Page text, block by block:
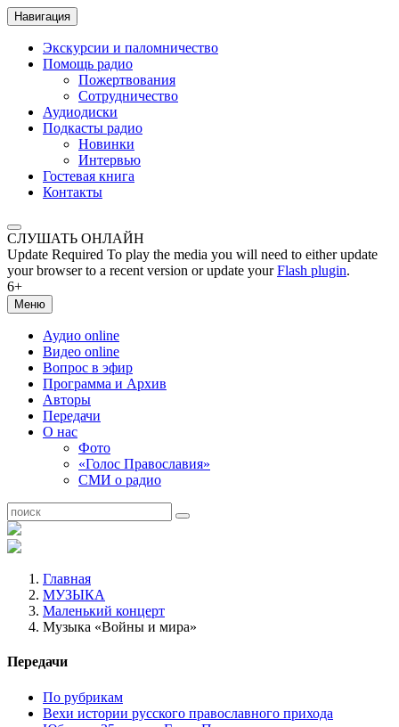
Навигация
Экскурсии и паломничество
Помощь радио
Пожертвования
Сотрудничество
Аудиодиски
Подкасты радио
Новинки
Интервью
Гостевая книга
Контакты
СЛУШАТЬ ОНЛАЙН
Update Required To play the media you will need to either update
your browser to a recent version or update yourFlash plugin.
6+
Меню
Аудио online
Видео online
Вопрос в эфир
Программа и Архив
Авторы
Передачи
О нас
Фото
«Голос Православия»
СМИ о радио
Главная
МУЗЫКА
Маленький концерт
Музыка «Войны и мира»
Передачи
По рубрикам
Вехи истории русского православного прихода